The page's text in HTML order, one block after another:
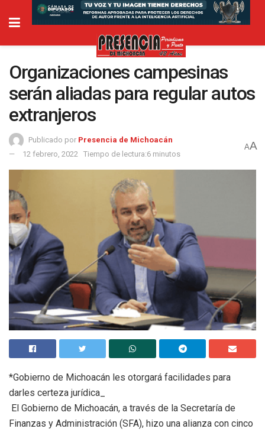
Organizaciones campesinas
serán aliadas para regular autos
extranjeros
Publicado por Presencia de Michoacán
12 febrero, 2022
Tiempo de lectura:6 minutos
AA
*Gobierno de Michoacán les otorgará facilidades para
darles certeza jurídica_
El Gobierno de Michoacán, a través de la Secretaría de
Finanzas y Administración (SFA), hizo una alianza con cinco